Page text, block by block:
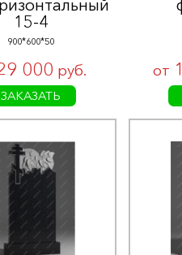
15-4
900*600*50
000 руб.
ЗАКАЗАТЬ
от